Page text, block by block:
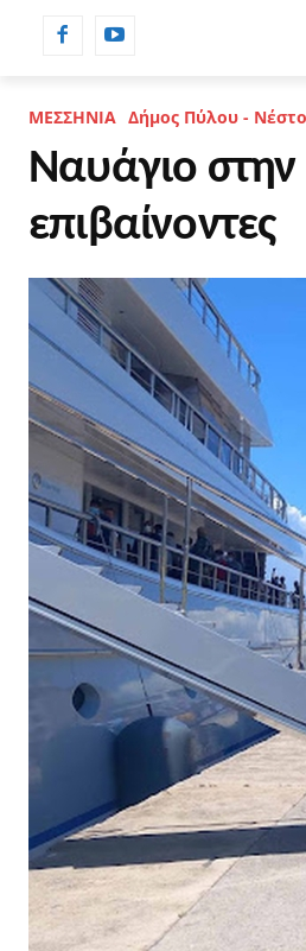
ΜΕΣΣΗΝΙΑ Δήμος Πύλου -
Ναυάγιο στην
επιβαίνοντες